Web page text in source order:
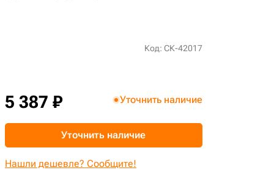
Код: СК-42017
5 387 ₽ Уточнить наличие
Уточнить наличие
Нашли дешевле? Сообщите!